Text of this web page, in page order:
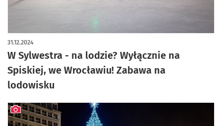
W Sylwestra - na lodzie? Wyłącznie na
Spiskiej, we Wrocławiu! Zabawa na
lodowisku
31.12.2024
artykuł z galerią zdjęć